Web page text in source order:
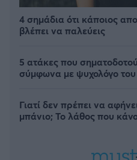
4 σημάδια ότι κάποιος
βλέπει να παλεύεις
5 ατάκες που
σύμφωνα με ψυχολόγο
Γιατί δεν πρέπει να
μπάνιο; Το λάθος που